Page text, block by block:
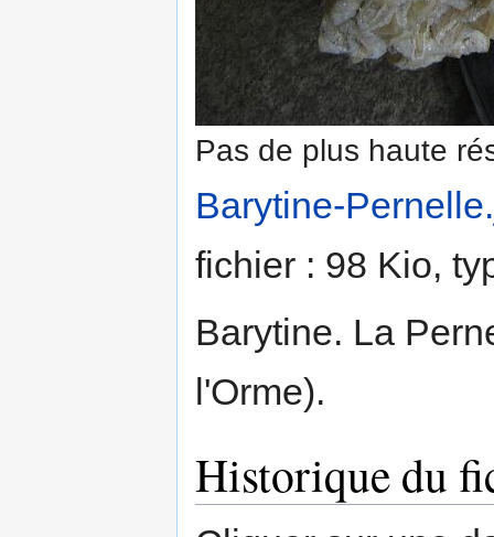
Pas de plus haute
Barytine-
fichier : 98 Kio,
Barytine. La
l'Orme).
Historique du